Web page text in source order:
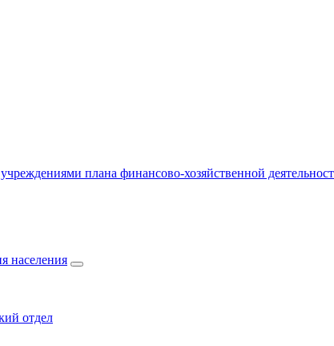
плана финансово-хозяйственной
населения
отдел